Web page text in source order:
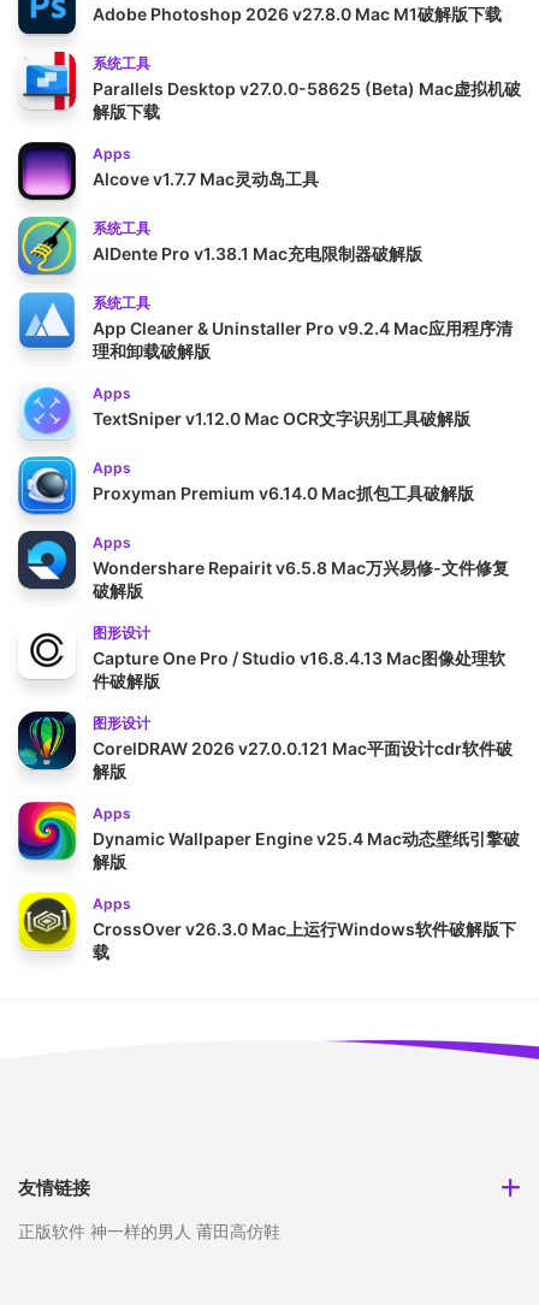
Adobe Photoshop 2026 v27.8.0 Mac M1破解版下载
系统工具
Parallels Desktop v27.0.0-58625 (Beta) Mac虚拟机破
解版下载
Apps
Alcove v1.7.7 Mac灵动岛工具
系统工具
AlDente Pro v1.38.1 Mac充电限制器破解版
系统工具
App Cleaner & Uninstaller Pro v9.2.4 Mac应用程序清
理和卸载破解版
Apps
TextSniper v1.12.0 Mac OCR文字识别工具破解版
Apps
Proxyman Premium v6.14.0 Mac抓包工具破解版
Apps
Wondershare Repairit v6.5.8 Mac万兴易修-文件修复
破解版
图形设计
Capture One Pro / Studio v16.8.4.13 Mac图像处理软
件破解版
图形设计
CorelDRAW 2026 v27.0.0.121 Mac平面设计cdr软件破
解版
Apps
Dynamic Wallpaper Engine v25.4 Mac动态壁纸引擎破
解版
Apps
CrossOver v26.3.0 Mac上运行Windows软件破解版下
载
友情链接
正版软件 神一样的男人 莆田高仿鞋